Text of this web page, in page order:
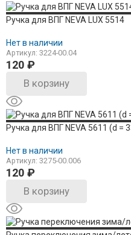
Ручка для ВПГ NEVA LUX 5514
Нет в наличии
Артикул: 3224-00.04
120 ₽
В корзину
Ручка для ВПГ NEVA 5611 (d =
Нет в наличии
Артикул: 3275-00.006
120 ₽
В корзину